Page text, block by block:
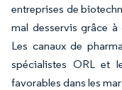
entreprises de
mal desservis grâce
Les canaux de
spécialistes ORL et
favorables dans les